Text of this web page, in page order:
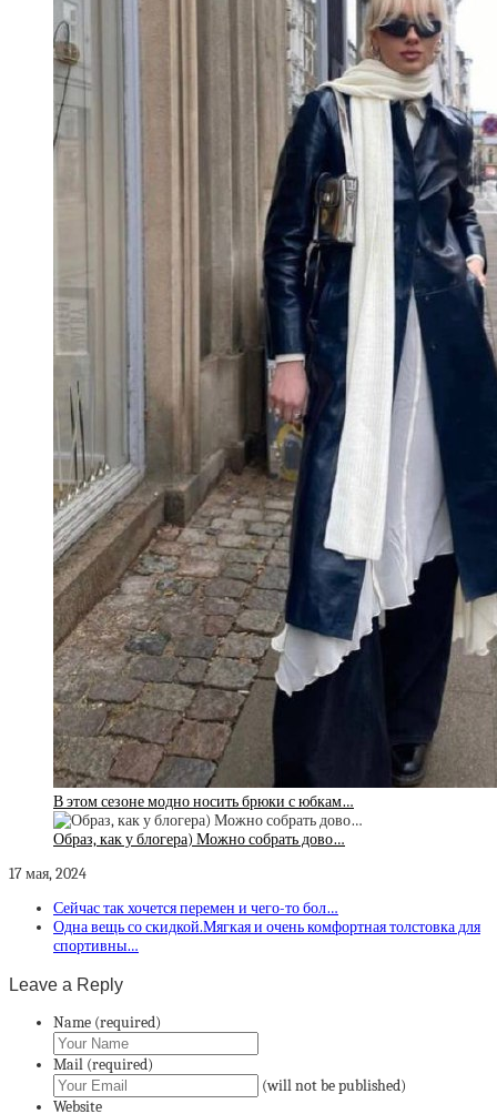
В этом сезоне модно носить брюки с юбкам…
Образ, как у блогера) Можно собрать дово…
17 мая, 2024
Сейчас так хочется перемен и чего-то бол…
Одна вещь со скидкой.Мягкая и очень комфортная толстовка для
спортивны…
Leave a Reply
Name (required)
Mail (required)
(will not be published)
Website